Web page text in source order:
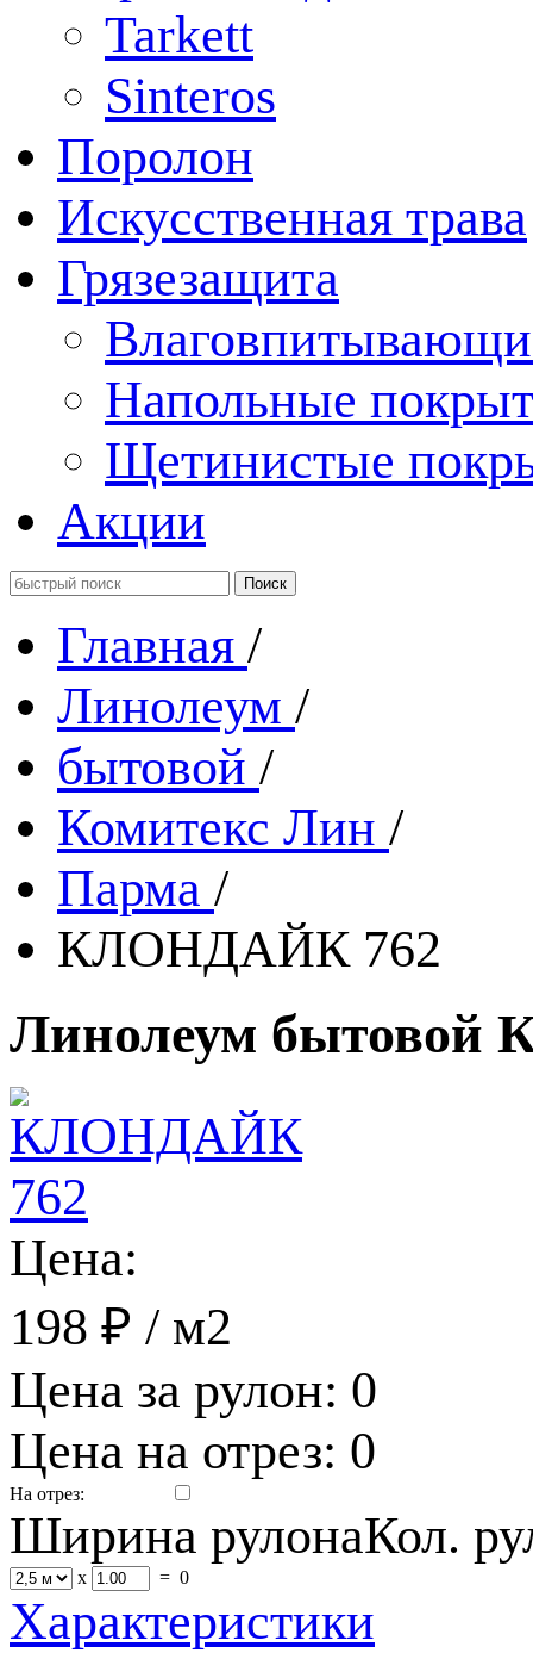
Tarkett
Sinteros
Поролон
Искусственная трава
Грязезащита
Напольные
Щетинистые
Акции
Главная /
Линолеум /
бытовой /
Комитекс Лин /
Парма /
КЛОНДАЙК 762
Линолеум бытовой
Цена:
198 ₽ / м2
Цена за рулон: 0
Цена на отрез: 0
На отрез:
Ширина рулонаКол.
x = 0
Характеристики